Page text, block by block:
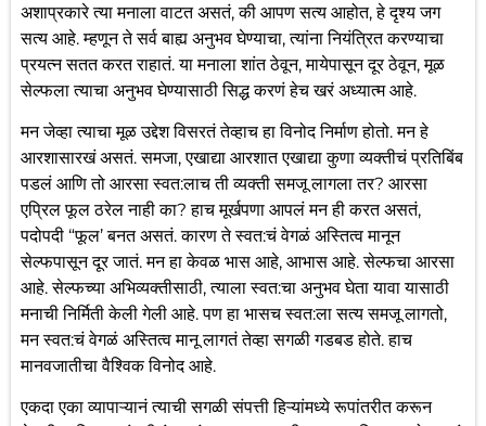
अशाप्रकारे त्या मनाला वाटत असतं, की आपण सत्य आहोत, हे दृश्य जग
सत्य आहे. म्हणून ते सर्व बाह्य अनुभव घेण्याचा, त्यांना नियंत्रित करण्याचा
प्रयत्न सतत करत राहातं. या मनाला शांत ठेवून, मायेपासून दूर ठेवून, मूळ
सेल्फला त्याचा अनुभव घेण्यासाठी सिद्ध करणं हेच खरं अध्यात्म आहे.
मन जेव्हा त्याचा मूळ उद्देश विसरतं तेव्हाच हा विनोद निर्माण होतो. मन हे
आरशासारखं असतं. समजा, एखाद्या आरशात एखाद्या कुणा व्यक्तीचं प्रतिबिंब
पडलं आणि तो आरसा स्वत:लाच ती व्यक्ती समजू लागला तर? आरसा
एप्रिल फूल ठरेल नाही का? हाच मूर्खपणा आपलं मन ही करत असतं,
पदोपदी “फूल’ बनत असतं. कारण ते स्वत:चं वेगळं अस्तित्व मानून
सेल्फपासून दूर जातं. मन हा केवळ भास आहे, आभास आहे. सेल्फचा आरसा
आहे. सेल्फच्या अभिव्यक्तीसाठी, त्याला स्वत:चा अनुभव घेता यावा यासाठी
मनाची निर्मिती केली गेली आहे. पण हा भासच स्वत:ला सत्य समजू लागतो,
मन स्वत:चं वेगळं अस्तित्व मानू लागतं तेव्हा सगळी गडबड होते. हाच
मानवजातीचा वैश्विक विनोद आहे.
एकदा एका व्यापाऱ्यानं त्याची सगळी संपत्ती हिऱ्यांमध्ये रूपांतरीत करून